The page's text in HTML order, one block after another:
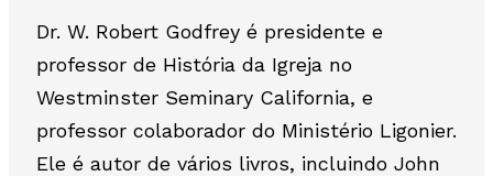
Dr. W. Robert Godfrey é presidente e
professor de História da Igreja no
Westminster Seminary California, e
professor colaborador do Ministério Ligonier.
Ele é autor de vários livros, incluindo John